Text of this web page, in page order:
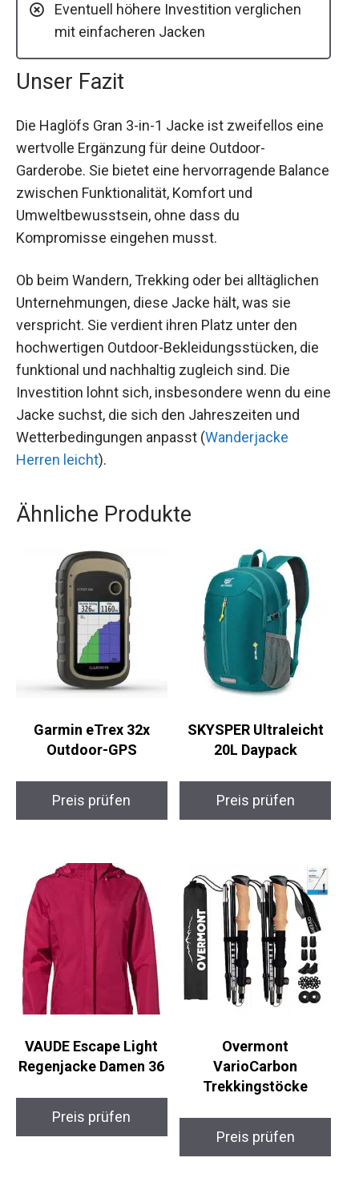
Eventuell höhere Investition verglichen
mit einfacheren Jacken
Unser Fazit
Die Haglöfs Gran 3-in-1 Jacke ist zweifellos eine
wertvolle Ergänzung für deine Outdoor-
Garderobe. Sie bietet eine hervorragende Balance
zwischen Funktionalität, Komfort und
Umweltbewusstsein, ohne dass du
Kompromisse eingehen musst.
Ob beim Wandern, Trekking oder bei alltäglichen
Unternehmungen, diese Jacke hält, was sie
verspricht. Sie verdient ihren Platz unter den
hochwertigen Outdoor-Bekleidungsstücken, die
funktional und nachhaltig zugleich sind. Die
Investition lohnt sich, insbesondere wenn du eine
Jacke suchst, die sich den Jahreszeiten und
Wetterbedingungen anpasst (Wanderjacke
Herren leicht).
Ähnliche Produkte
Garmin eTrex 32x
Outdoor-GPS
Preis prüfen
SKYSPER Ultraleicht
20L Daypack
Preis prüfen
VAUDE Escape Light
Regenjacke Damen 36
Preis prüfen
Overmont
VarioCarbon
Trekkingstöcke
Preis prüfen